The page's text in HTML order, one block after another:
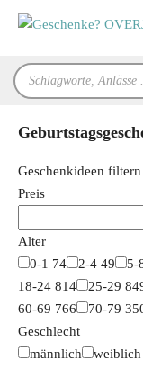
Inhalt
Products
search
Geschenkideen filtern
Preis
Alter
0-1 74 2-4 49 5-
18-24 814 25-29
60-69 766 70-79
Geschlecht
männlich
weiblich